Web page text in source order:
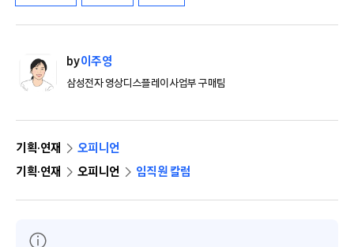
by이주영
삼성전자 영상디스플레이사업부 구매팀
기획·연재
오피니언
기획·연재
오피니언 임직원 칼럼